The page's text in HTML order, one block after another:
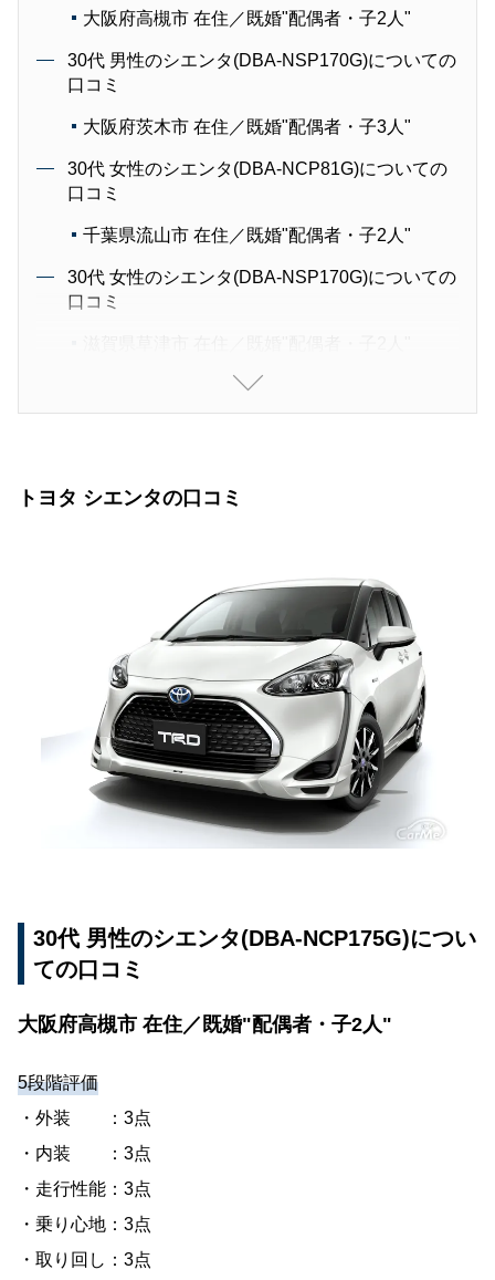
大阪府高槻市 在住／既婚"配偶者・子2人"
30代 男性のシエンタ(DBA-NSP170G)についての
口コミ
大阪府茨木市 在住／既婚"配偶者・子3人"
30代 女性のシエンタ(DBA-NCP81G)についての
口コミ
千葉県流山市 在住／既婚"配偶者・子2人"
30代 女性のシエンタ(DBA-NSP170G)についての
口コミ
30代 女性のシエンタ(DBA-NSP170G)についての
口コミ
30代 女性のシエンタ(DBA-NSP170G)についての
40代 男性のシエンタ(DAA-NHP170G)についての
埼玉県本庄市 在住／既婚"配偶者・子1人"
40代 男性のシエンタ(DAA-NHP170G)についての
口コミ
岐阜県美濃加茂市 在住／既婚"配偶者・子2人"
20代 女性のシエンタ(DBA-NSP170G)についての
40代 男性のシエンタ(DAA-NHP170G)についての
口コミ
20代 男性のシエンタ(DBA-NCP81G)についての
トヨタ シエンタの口コミ
30代 男性のシエンタ(DBA-NCP175G)につい
ての口コミ
大阪府高槻市 在住／既婚"配偶者・子2人"
5段階評価
・外装 ：3点
・内装 ：3点
・走行性能：3点
・乗り心地：3点
・取り回し：3点